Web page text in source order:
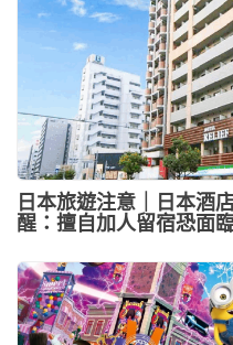
日本旅遊注意｜日本酒
醒：擅自加人留宿恐面